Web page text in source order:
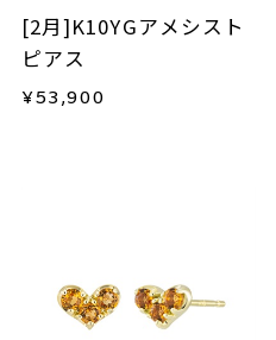
[2月]K10YGアメシスト
ピアス
¥53,900